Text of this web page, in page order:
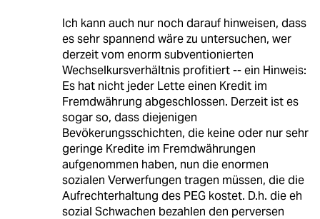
Ich kann auch nur noch darauf hinweisen, dass
es sehr spannend wäre zu untersuchen, wer
derzeit vom enorm subventionierten
Wechselkursverhältnis profitiert -- ein Hinweis:
Es hat nicht jeder Lette einen Kredit im
Fremdwährung abgeschlossen. Derzeit ist es
sogar so, dass diejenigen
Bevökerungsschichten, die keine oder nur sehr
geringe Kredite im Fremdwährungen
aufgenommen haben, nun die enormen
sozialen Verwerfungen tragen müssen, die die
Aufrechterhaltung des PEG kostet. D.h. die eh
sozial Schwachen bezahlen den perversen